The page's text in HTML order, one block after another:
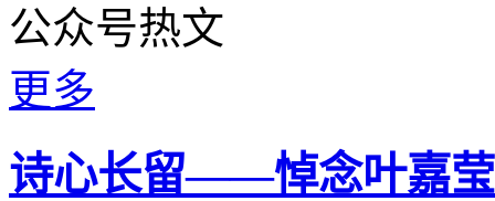
公众号热文
更多
诗心长留——悼念叶嘉